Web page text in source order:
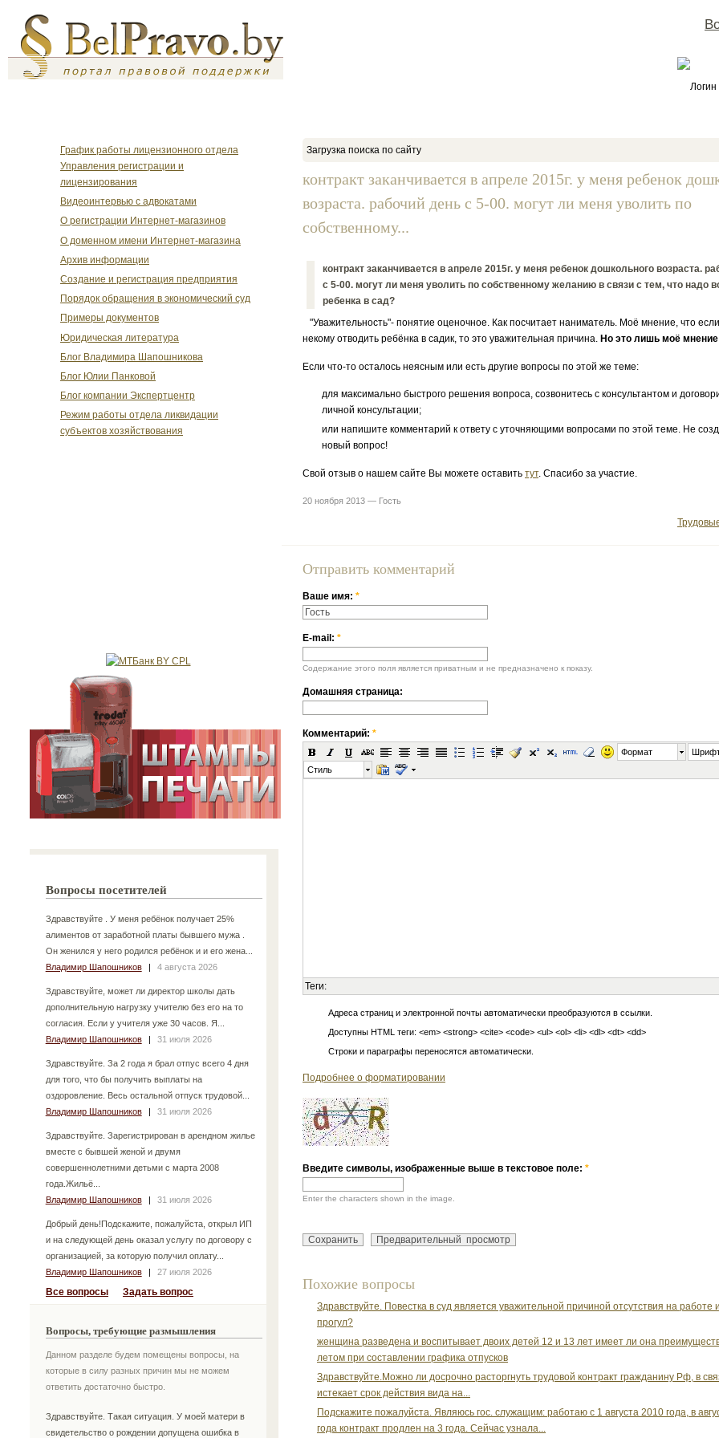
Логин
График работы лицензионного отдела
Управления регистрации и
лицензирования
Видеоинтервью с адвокатами
О регистрации Интернет-магазинов
О доменном имени Интернет-магазина
Архив информации
Создание и регистрация предприятия
Порядок обращения в экономический суд
Примеры документов
Юридическая литература
Блог Владимира Шапошникова
Блог Юлии Панковой
Блог компании Экспертцентр
Режим работы отдела ликвидации
субъектов хозяйствования
Вопросы посетителей
Здравствуйте . У меня ребёнок получает 25%
алиментов от заработной платы бывшего мужа .
Он женился у него родился ребёнок и и его жена...
Владимир Шапошников
| 4 августа 2026
Здравствуйте, может ли директор школы дать
дополнительную нагрузку учителю без его на то
согласия. Если у учителя уже 30 часов. Я...
Владимир Шапошников
| 31 июля 2026
Здравствуйте. За 2 года я брал отпус всего 4 дня
для того, что бы получить выплаты на
оздоровление. Весь остальной отпуск трудовой...
Владимир Шапошников
| 31 июля 2026
Здравствуйте. Зарегистрирован в арендном жилье
вместе с бывшей женой и двумя
совершеннолетними детьми с марта 2008
года.Жильё...
Владимир Шапошников
| 31 июля 2026
Добрый день!Подскажите, пожалуйста, открыл ИП
и на следующей день оказал услугу по договору с
организацией, за которую получил оплату...
Владимир Шапошников
| 27 июля 2026
Все вопросы Задать вопрос
Вопросы, требующие размышления
Данном разделе будем помещены вопросы, на
которые в силу разных причин мы не можем
ответить достаточно быстро.
Здравствуйте. Такая ситуация. У моей матери в
свидетельство о рождении допущена ошибка в
Загрузка поиска по сайту
контракт заканчивается в апреле 2015г. у меня ребенок
возраста. рабочий день с 5-00. могут ли меня уволить по
собственному...
контракт заканчивается в апреле 2015г. у меня ребенок дошкольного возраста.
с 5-00. могут ли меня уволить по собственному желанию в связи с тем, что надо
ребенка в сад?
"Уважительность"- понятие оценочное. Как посчитает наниматель. Моё мнение, что
некому отводить ребёнка в садик, то это уважительная причина. Но это лишь моё
Если что-то осталось неясным или есть другие вопросы по этой же теме:
для максимально быстрого решения вопроса, созвонитесь с консультантом и
личной консультации;
или напишите комментарий к ответу с уточняющими вопросами по этой теме. Не
новый вопрос!
Свой отзыв о нашем сайте Вы можете оставить тут. Спасибо за участие.
20 ноября 2013 — Гость
Отправить комментарий
Ваше имя: *
E-mail: *
Содержание этого поля является приватным и не предназначено к показу.
Домашняя страница:
Комментарий: *
Формат
Стиль
Теги:
Адреса страниц и электронной почты автоматически преобразуются в ссылки.
Доступны HTML теги: <em> <strong> <cite> <code> <ul> <ol> <li> <dl> <dt> <dd>
Строки и параграфы переносятся автоматически.
Подробнее о форматировании
Введите символы, изображенные выше в текстовое поле: *
Enter the characters shown in the image.
Похожие вопросы
Здравствуйте. Повестка в суд является уважительной причиной отсутствия на работе
прогул?
женщина разведена и воспитывает двоих детей 12 и 13 лет имеет ли она
летом при составлении графика отпусков
Здравствуйте.Можно ли досрочно расторгнуть трудовой контракт гражданину Рф, в
истекает срок действия вида на...
Подскажите пожалуйста. Являюсь гос. служащим: работаю с 1 августа 2010 года, в
года контракт продлен на 3 года. Сейчас узнала...